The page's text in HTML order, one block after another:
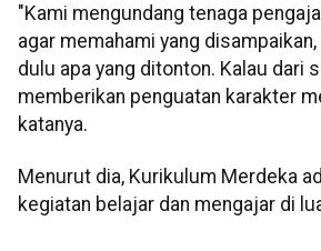
"Kami mengundang tenaga
agar memahami yang
dulu apa yang ditonton. Kalau dari
memberikan penguatan karakter
katanya.
Menurut dia, Kurikulum Merdeka
kegiatan belajar dan mengajar di